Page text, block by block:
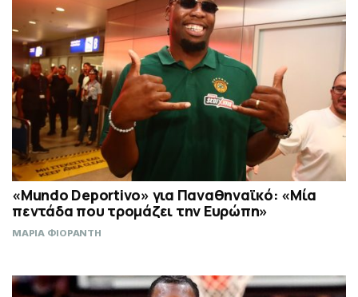
«Mundo Deportivo» για Παναθηναϊκό: «Μία
πεντάδα που τρομάζει την Ευρώπη»
ΜΑΡΙΑ ΦΙΟΡΑΝΤΗ